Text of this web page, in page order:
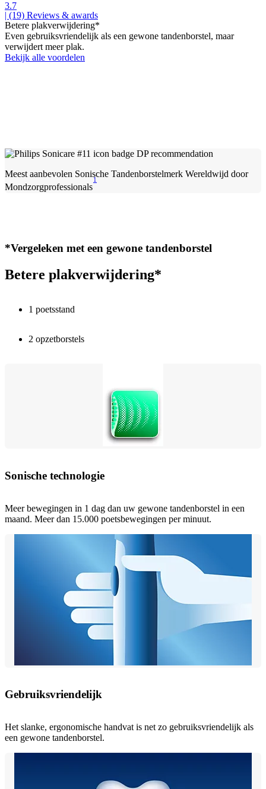
3.7
| (19) Reviews & awards
Betere plakverwijdering*
Even gebruiksvriendelijk als een gewone tandenborstel, maar
verwijdert meer plak.
Bekijk alle voordelen
Meest aanbevolen Sonische Tandenborstelmerk Wereldwijd door
Mondzorgprofessionals
1
*Vergeleken met een gewone tandenborstel
Betere plakverwijdering*
1 poetsstand
2 opzetborstels
Sonische technologie
Meer bewegingen in 1 dag dan uw gewone tandenborstel in een
maand. Meer dan 15.000 poetsbewegingen per minuut.
Gebruiksvriendelijk
Het slanke, ergonomische handvat is net zo gebruiksvriendelijk als
een gewone tandenborstel.